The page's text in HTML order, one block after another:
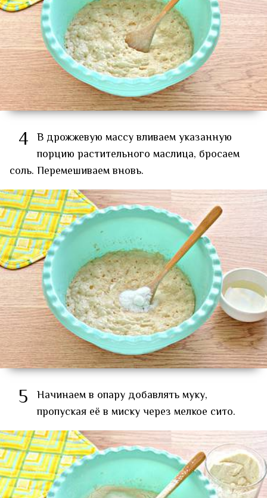
4 В дрожжевую массу вливаем указанную
порцию растительного маслица, бросаем
соль. Перемешиваем вновь.
5 Начинаем в опару добавлять муку,
пропуская её в миску через мелкое сито.